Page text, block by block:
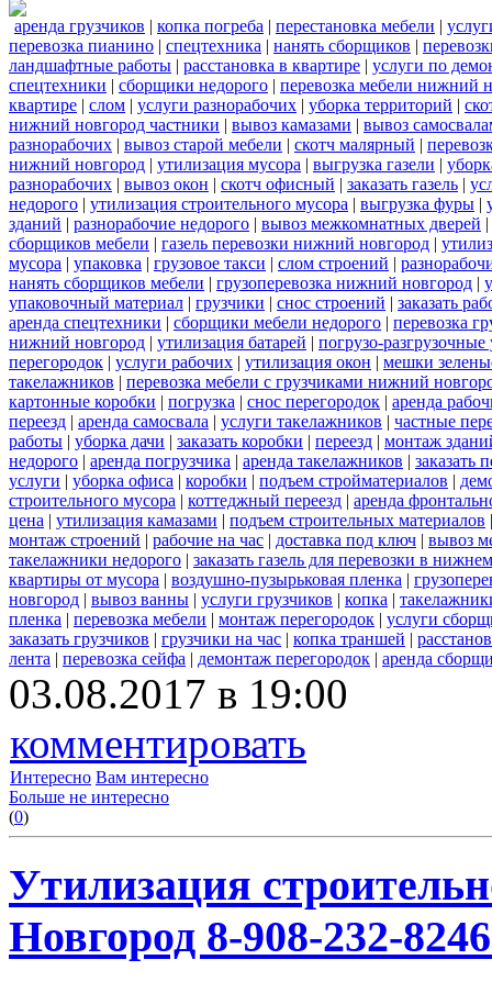
аренда грузчиков | копка погреба | перестановка мебели |
перевозка пианино | спецтехника | нанять сборщиков |
ландшафтные работы | расстановка в квартире | услуги по
спецтехники | сборщики недорого | перевозка мебели нижний
квартире | слом | услуги разнорабочих | уборка территорий |
нижний новгород частники | вывоз камазами | вывоз
разнорабочих | вывоз старой мебели | скотч малярный |
нижний новгород | утилизация мусора | выгрузка газели |
разнорабочих | вывоз окон | скотч офисный | заказать газель |
недорого | утилизация строительного мусора | выгрузка фуры |
зданий | разнорабочие недорого | вывоз межкомнатных дверей |
сборщиков мебели | газель перевозки нижний новгород |
мусора | упаковка | грузовое такси | слом строений |
нанять сборщиков мебели | грузоперевозка нижний новгород |
упаковочный материал | грузчики | снос строений | заказать
аренда спецтехники | сборщики мебели недорого | перевозка
нижний новгород | утилизация батарей | погрузо-разгрузочные
перегородок | услуги рабочих | утилизация окон | мешки
такелажников | перевозка мебели с грузчиками нижний
картонные коробки | погрузка | снос перегородок | аренда
переезд | аренда самосвала | услуги такелажников | частные
работы | уборка дачи | заказать коробки | переезд | монтаж
недорого | аренда погрузчика | аренда такелажников | заказать
услуги | уборка офиса | коробки | подъем стройматериалов |
строительного мусора | коттеджный переезд | аренда
цена | утилизация камазами | подъем строительных материалов
монтаж строений | рабочие на час | доставка под ключ | вывоз
такелажники недорого | заказать газель для перевозки в
квартиры от мусора | воздушно-пузырьковая пленка |
новгород | вывоз ванны | услуги грузчиков | копка |
пленка | перевозка мебели | монтаж перегородок | услуги
заказать грузчиков | грузчики на час | копка траншей |
лента | перевозка сейфа | демонтаж перегородок | аренда
03.08.2017 в 19:00
комментировать
Интересно Вам интересно
Больше не интересно
(0)
Утилизация
Новгород 8-908-232-